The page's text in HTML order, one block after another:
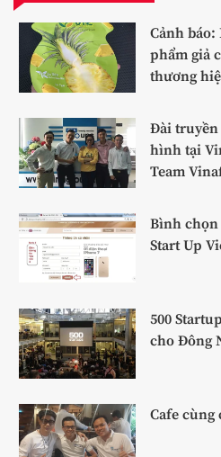
Cảnh báo:
phẩm giả
thương
Đài truyền
hình tại
Team
Bình chọn
Start Up
500
cho Đông
Cafe cùng